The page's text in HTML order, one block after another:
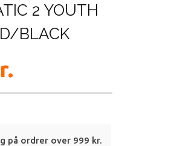
2 YOUTH
BLACK
på ordrer over 999 kr.